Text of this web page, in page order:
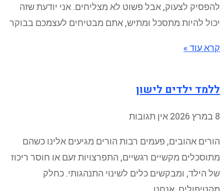
להפסיק לצעוק, אבל פשוט לא מצליחים. אני יודעת שזה
יכול להיות מתסכל ומתיש, אתם מבטיחים לעצמכם בבוקר
קרא עוד »
ללמד ילדים לישון
8 במרץ 2026 אין תגובות
הורים אהובים, פעמים רבות הורים מגיעים אלינו כשהם
מתוסכלים מקשיים רגשיים, התפרצויות זעם או חוסר ריכוז
של הילד, ומבקשים כלים לשינוי התנהגותי. כחלק